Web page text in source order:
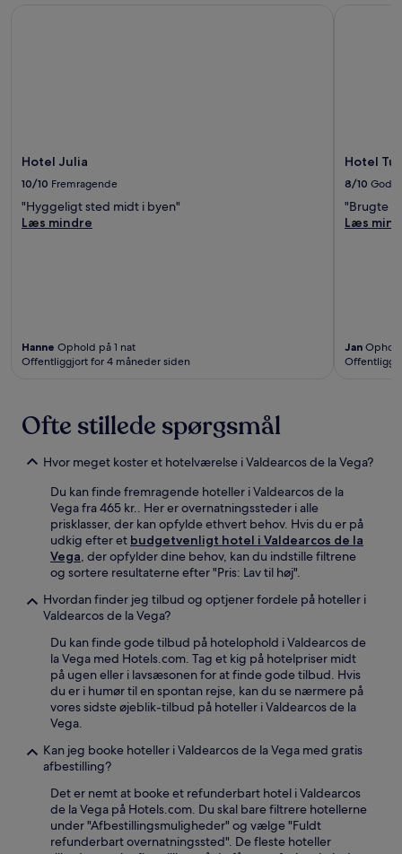
Hotel Julia
10/10 Fremragende
"Hyggeligt sted midt i byen"
Læs mindre
Hanne Ophold på 1 nat
Offentliggjort for 4 måneder siden
Hotel
8/10 God
"Brugte
Læs
Jan
Ofte stillede spørgsmål
Hvor meget koster et hotelværelse i Valdearcos de la Vega?
Du kan finde fremragende hoteller i Valdearcos de la
Vega fra 465 kr.. Her er overnatningssteder i alle
prisklasser, der kan opfylde ethvert behov. Hvis du er på
udkig efter et budgetvenligt hotel i Valdearcos de la
Vega, der opfylder dine behov, kan du indstille filtrene
og sortere resultaterne efter "Pris: Lav til høj".
Hvordan finder jeg tilbud og optjener fordele på hoteller i
Valdearcos de la Vega?
Du kan finde gode tilbud på hotelophold i Valdearcos de
la Vega med Hotels.com. Tag et kig på hotelpriser midt
på ugen eller i lavsæsonen for at finde gode tilbud. Hvis
du er i humør til en spontan rejse, kan du se nærmere på
vores sidste øjeblik-tilbud på hoteller i Valdearcos de la
Vega.
Kan jeg booke hoteller i Valdearcos de la Vega med gratis
afbestilling?
Det er nemt at booke et refunderbart hotel i Valdearcos
de la Vega på Hotels.com. Du skal bare filtrere hotellerne
under "Afbestillingsmuligheder" og vælge "Fuldt
refunderbart overnatningssted". De fleste hoteller